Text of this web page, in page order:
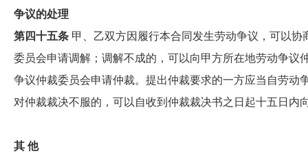
争议的处理
第四十五条 甲、乙双方因履行本合同发生劳动争议，可以
委员会申请调解；调解不成的，可以向甲方所在地劳动争
争议仲裁委员会申请仲裁。提出仲裁要求的一方应当自劳
对仲裁裁决不服的，可以自收到仲裁裁决书之日起十五日内
其 他